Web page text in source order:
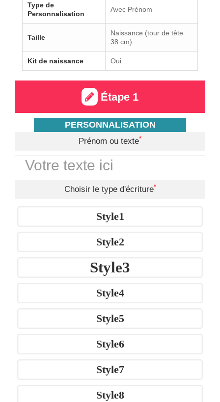
Type de
Personnalisation
Avec Prénom
Taille
Naissance (tour de tête
38 cm)
Kit de naissance Oui
Étape 1
PERSONNALISATION
Prénom ou texte*
Choisir le type d'écriture*
Style1
Style2
Style3
Style4
Style5
Style6
Style7
Style8